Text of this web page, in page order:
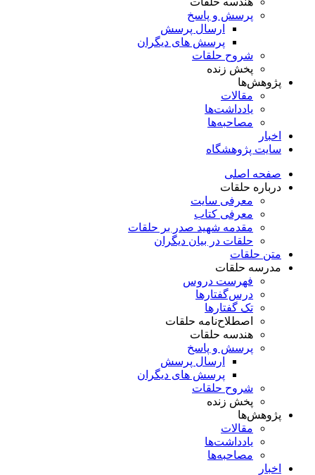
پرسش و پاسخ
ارسال پرسش
پرسش های دیگران
شروح حلقات
پخش زنده
پژوهش‌ها
مقالات
یادداشت‌ها
مصاحبه‌ها
اخبار
سایت پژوهشگاه
صفحه اصلی
درباره حلقات
معرفی سایت
معرفی کتاب
مقدمه شهید صدر بر حلقات
حلقات در بیان دیگران
متن حلقات
مدرسه حلقات
فهرست دروس
درس‌گفتار‌ها
تک گفتارها
اصطلاح‌نامه حلقات
هندسه حلقات
پرسش و پاسخ
ارسال پرسش
پرسش های دیگران
شروح حلقات
پخش زنده
پژوهش‌ها
مقالات
یادداشت‌ها
مصاحبه‌ها
اخبار